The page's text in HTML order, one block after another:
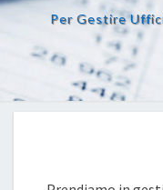
Per Gestire